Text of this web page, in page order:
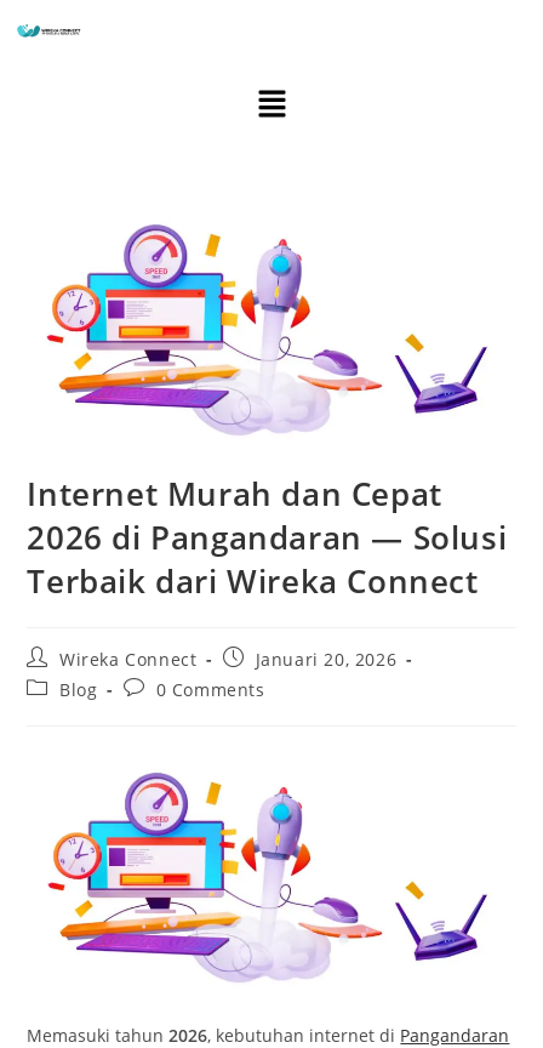
Internet Murah dan Cepat
2026 di Pangandaran — Solusi
Terbaik dari Wireka Connect
Wireka Connect
Januari 20, 2026
Blog
0 Comments
Memasuki tahun2026, kebutuhan internet di Pangandaran